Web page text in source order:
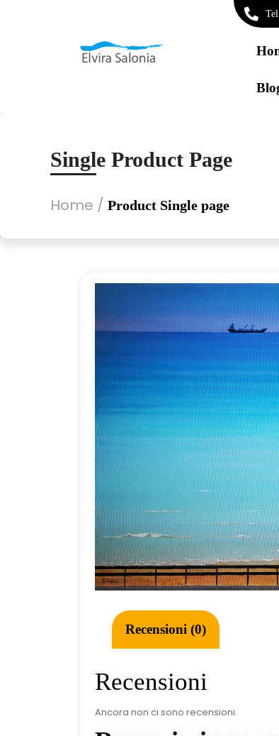
Single Product Page
Home / Product Single page
Recensioni (0)
Recensioni
Ancora non ci sono recensioni.